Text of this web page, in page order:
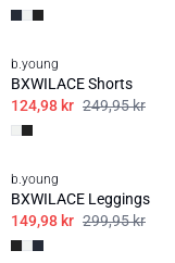
50%
b.young
BXWILACE Shorts
124,98 kr 249,95 kr
50%
b.young
BXWILACE Leggings
149,98 kr 299,95 kr
50%